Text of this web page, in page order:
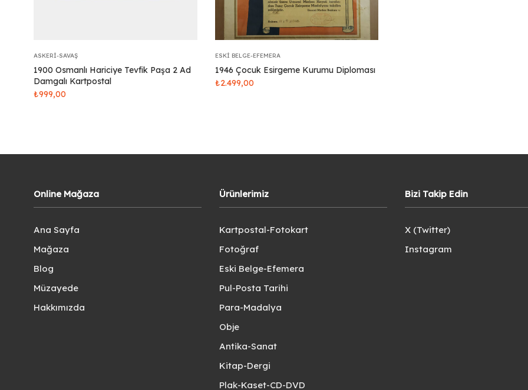
ASKERI-SAVAŞ
1900 Osmanlı Hariciye Tevfik Paşa 2 Ad
Damgalı Kartpostal
₺999,00
ESKI BELGE-EFEMERA
1946 Çocuk Esirgeme Kurumu Diploması
₺2.499,00
Online Mağaza
Ana Sayfa
Mağaza
Blog
Müzayede
Hakkımızda
Ürünlerimiz
Kartpostal-Fotokart
Fotoğraf
Eski Belge-Efemera
Pul-Posta Tarihi
Para-Madalya
Obje
Antika-Sanat
Kitap-Dergi
Plak-Kaset-CD-DVD
Bizi Takip Edin
X (Twitter)
Instagram